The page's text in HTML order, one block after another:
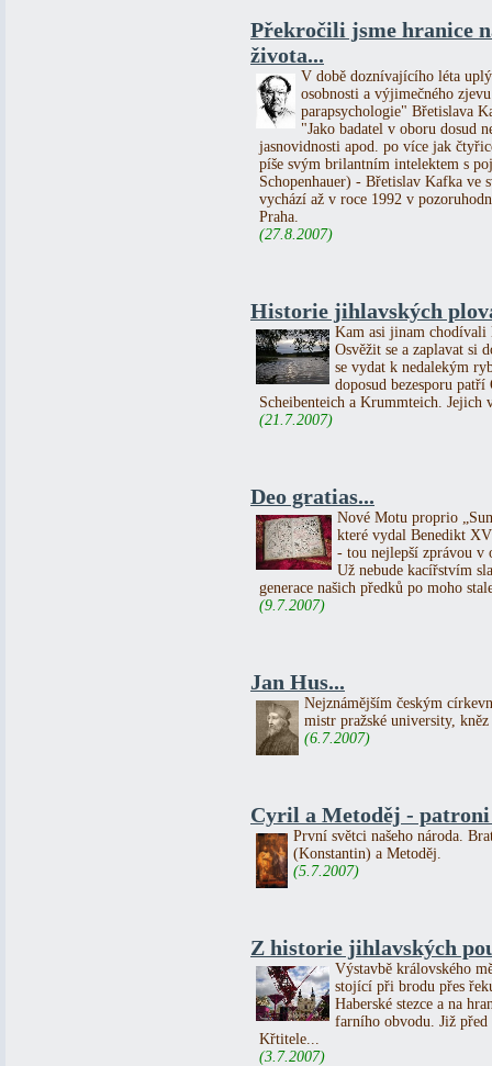
Překročili jsme hranice
života...
V době doznívajícího léta
osobnosti a výjimečného
parapsychologie" Břetislava
"Jako badatel v oboru dosud
jasnovidnosti apod. po více jak
píše svým brilantním intelektem s
Schopenhauer) - Břetislav Kafka
vychází až v roce 1992 v
Praha.
(27.8.2007)
Historie jihlavských
Kam asi jinam chodívali
Osvěžit se a zaplavat si
se vydat k nedalekým
doposud bezesporu
Scheibenteich a Krummteich.
(21.7.2007)
Deo gratias...
Nové Motu proprio
které vydal Benedikt
- tou nejlepší zprávou v
Už nebude kacířstvím
generace našich předků po moho
(9.7.2007)
Jan Hus...
Nejznámějším českým
mistr pražské university, kněz
(6.7.2007)
Cyril a Metoděj -
První světci našeho národa.
(Konstantin) a Metoděj.
(5.7.2007)
Z historie jihlavských
Výstavbě královského
stojící při brodu přes
Haberské stezce a na
farního obvodu. Již před
Křtitele...
(3.7.2007)